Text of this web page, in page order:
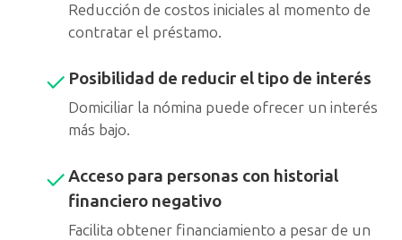
Reducción de costos iniciales al momento de
contratar el préstamo.
Posibilidad de reducir el tipo de interés
Domiciliar la nómina puede ofrecer un interés
más bajo.
Acceso para personas con historial
financiero negativo
Facilita obtener financiamiento a pesar de un